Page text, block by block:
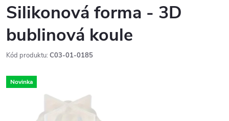
Silikonová forma - 3D
bublinová koule
Kód produktu: C03-01-0185
Novinka